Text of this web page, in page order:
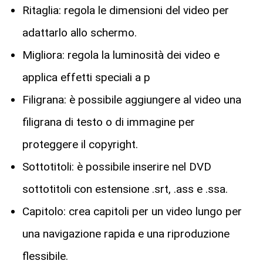
Ritaglia: regola le dimensioni del video per
adattarlo allo schermo.
Migliora: regola la luminosità dei video e
applica effetti speciali a p
Filigrana: è possibile aggiungere al video una
filigrana di testo o di immagine per
proteggere il copyright.
Sottotitoli: è possibile inserire nel DVD
sottotitoli con estensione .srt, .ass e .ssa.
Capitolo: crea capitoli per un video lungo per
una navigazione rapida e una riproduzione
flessibile.